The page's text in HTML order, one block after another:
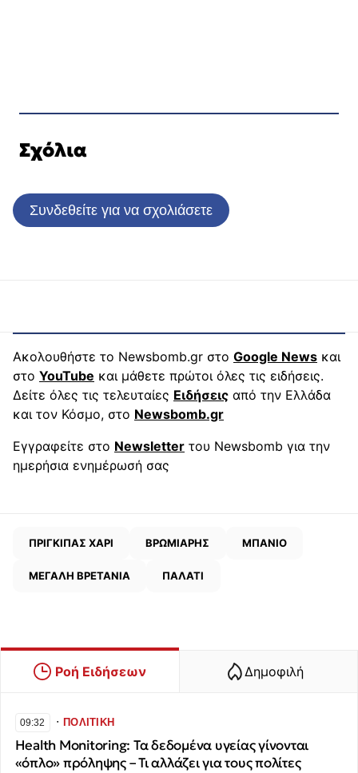
Σχόλια
Συνδεθείτε για να σχολιάσετε
Ακολουθήστε το Newsbomb.gr στο Google News και
στο YouTube και μάθετε πρώτοι όλες τις ειδήσεις.
Δείτε όλες τις τελευταίες Ειδήσεις από την Ελλάδα
και τον Κόσμο, στο Newsbomb.gr
Εγγραφείτε στο Newsletter του Newsbomb για την
ημερήσια ενημέρωσή σας
ΠΡΙΓΚΙΠΑΣ ΧΑΡΙ ΒΡΩΜΙΑΡΗΣ ΜΠΑΝΙΟ
ΜΕΓΑΛΗ ΒΡΕΤΑΝΙΑ ΠΑΛΑΤΙ
Ροή Ειδήσεων Δημοφιλή
09:32 ∙ΠΟΛΙΤΙΚΗ
Health Monitoring: Τα δεδομένα υγείας γίνονται
«όπλο» πρόληψης – Τι αλλάζει για τους πολίτες